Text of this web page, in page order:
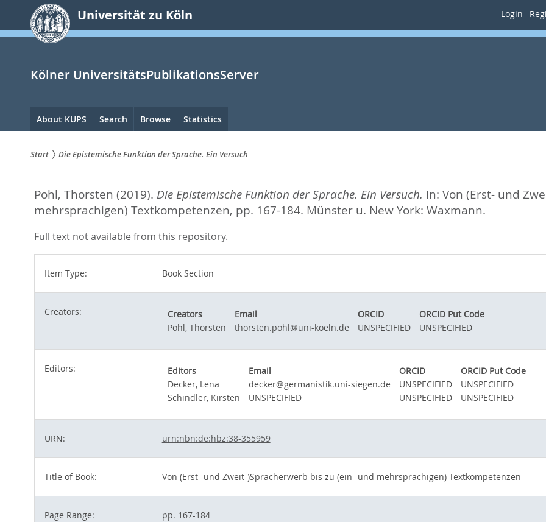
springen
Universität zu Köln Login
Kölner UniversitätsPublikationsServer
Hauptnavigation
About KUPS Search Browse Statistics
sind
hier:
Start Die Epistemische Funktion der Sprache. Ein Versuch
Pohl, Thorsten (2019). Die Epistemische Funktion der Sprache. Ein Versuch. In: Von (Erst- und
mehrsprachigen) Textkompetenzen, pp. 167-184. Münster u. New York: Waxmann.
Full text not available from this repository.
Item Type: Book Section
Creators: Creators Email ORCID
ORCID Put Code
Pohl, Thorsten
thorsten.pohl@uni-koeln.de UNSPECIFIED UNSPECIFIED
Editors: Editors Email ORCID
ORCID Put Code
Decker, Lena
decker@germanistik.uni-siegen.de UNSPECIFIED
UNSPECIFIED
Schindler, Kirsten
UNSPECIFIED UNSPECIFIED UNSPECIFIED
URN: urn:nbn:de:hbz:38-355959
Title of Book: Von (Erst- und Zweit-)Spracherwerb bis zu (ein- und mehrsprachigen) Textkompetenzen
Page Range: pp. 167-184